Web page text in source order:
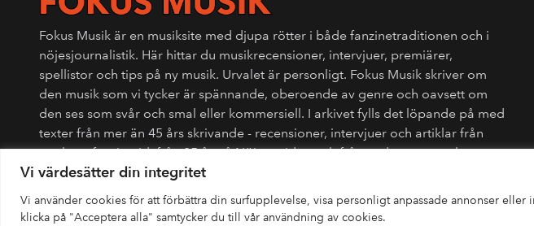
Vi värdesätter din integritet
Vi använder cookies för att förbättra din surfupplevelse, visa personligt anpassade annonser eller
klicka på "Acceptera alla" samtycker du till vår användning av cookies.
Fokus Musik är en musiksite med djupa rötter i både fanzinetraditionen och i
nöjesjournalistik. Här hittar du musikrecensioner, intervjuer, premiärer,
spellistor och tips på ny musik. Urvalet är personligt. Fokus Musik skriver om
den musik som vi tycker är spännande, oberoende av genre och oavsett om
den ses som svår och smal eller kommersiell. I arkivet fylls det löpande på med
texter från mer än 45 års skrivande - recensioner, intervjuer och artiklar från
punkens fanzinetid, från 25 år på Nöjesguiden och från andra sammanhang.